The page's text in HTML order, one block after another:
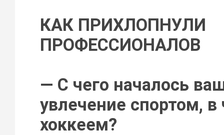
КАК ПРИХЛОПНУЛИ
ПРОФЕССИОНАЛОВ
— С чего началось
увлечение спортом, в
хоккеем?